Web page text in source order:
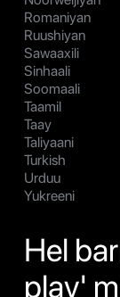
Romaniyan
Ruushiyan
Sawaaxili
Sinhaali
Soomaali
Taamil
Taay
Taliyaani
Turkish
Urduu
Yukreeni
Hel
play'